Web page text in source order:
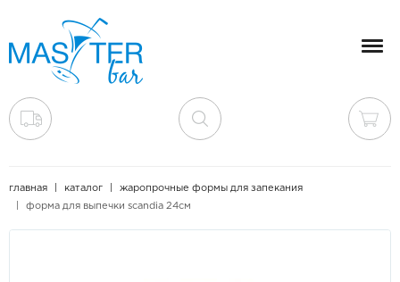
главная каталог
жаропрочные формы для запекания
форма для выпечки scandia 24см